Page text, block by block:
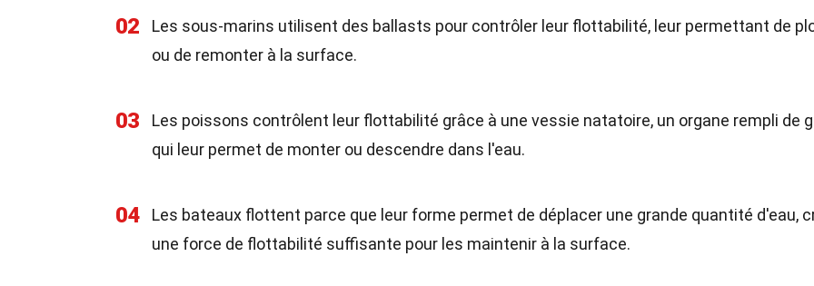
02
Les sous-marins utilisent des ballasts pour contrôler leur flottabilité, leur permettant de
ou de remonter à la surface.
03
Les poissons contrôlent leur flottabilité grâce à une vessie natatoire, un organe rempli de
qui leur permet de monter ou descendre dans l'eau.
04
Les bateaux flottent parce que leur forme permet de déplacer une grande quantité d'eau,
une force de flottabilité suffisante pour les maintenir à la surface.